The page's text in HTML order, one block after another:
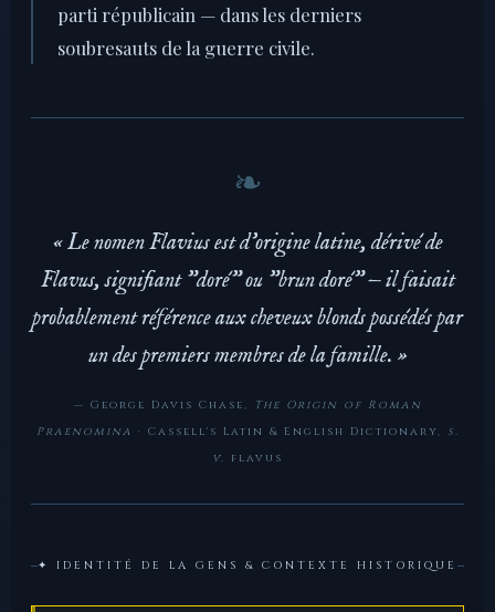
parti républicain — dans les derniers
soubresauts de la guerre civile.
« Le nomen Flavius est d'origine latine, dérivé de
Flavus, signifiant "doré" ou "brun doré" — il faisait
probablement référence aux cheveux blonds possédés par
un des premiers membres de la famille. »
— George Davis Chase,
The Origin of Roman
Praenomina · Cassell's Latin & English Dictionary, s.
v. flavus
✦ IDENTITÉ DE LA GENS & CONTEXTE HISTORIQUE